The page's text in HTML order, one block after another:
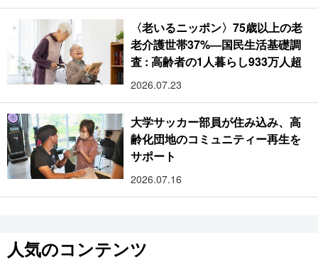
〈老いるニッポン〉75歳以上の老
老介護世帯37%―国民生活基礎調
査 : 高齢者の1人暮らし933万人超
2026.07.23
大学サッカー部員が住み込み、高
齢化団地のコミュニティー再生を
サポート
2026.07.16
人気のコンテンツ